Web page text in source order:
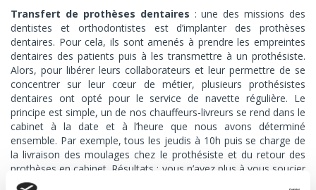
Transfert de prothèses dentaires : une des missions des
dentistes et orthodontistes est d’implanter des prothèses
dentaires. Pour cela, ils sont amenés à prendre les empreintes
dentaires des patients puis à les transmettre à un prothésiste.
Alors, pour libérer leurs collaborateurs et leur permettre de se
concentrer sur leur cœur de métier, plusieurs prothésistes
dentaires ont opté pour le service de navette régulière. Le
principe est simple, un de nos chauffeurs-livreurs se rend dans le
cabinet à la date et à l’heure que nous avons déterminé
ensemble. Par exemple, tous les jeudis à 10h puis se charge de
la livraison des moulages chez le prothésiste et du retour des
prothèses en cabinet. Résultats : vous n’avez plus à vous soucier
de ces transferts, ils sont réalisés automatiquement.